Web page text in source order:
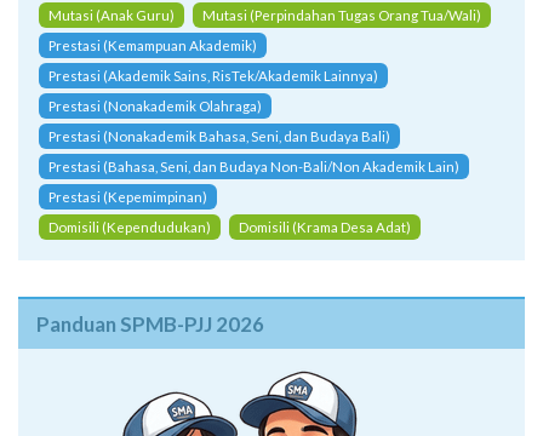
Mutasi (Anak Guru)
Mutasi (Perpindahan Tugas Orang Tua/Wali)
Prestasi (Kemampuan Akademik)
Prestasi (Akademik Sains, RisTek/Akademik Lainnya)
Prestasi (Nonakademik Olahraga)
Prestasi (Nonakademik Bahasa, Seni, dan Budaya Bali)
Prestasi (Bahasa, Seni, dan Budaya Non-Bali/Non Akademik Lain)
Prestasi (Kepemimpinan)
Domisili (Kependudukan)
Domisili (Krama Desa Adat)
Panduan SPMB-PJJ 2026